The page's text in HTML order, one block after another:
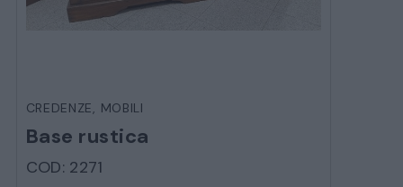
CREDENZE, MOBILI
Base rustica
COD: 2271